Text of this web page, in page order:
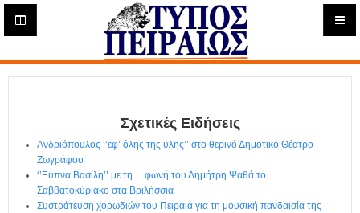
Η
ε
ρ
Σχετικές Ειδήσεις
Ανδριόπουλος ‘’εφ’ όλης της ύλης’’ στο θερινό Δημοτικό Θέατρο
Ζωγράφου
‘’Ξύπνα Βασίλη’’ με τη… φωνή του Δημήτρη Ψαθά το
Σαββατοκύριακο στα Βριλήσσια
Συστράτευση χορωδιών του Πειραιά για τη μουσική πανδαισία της